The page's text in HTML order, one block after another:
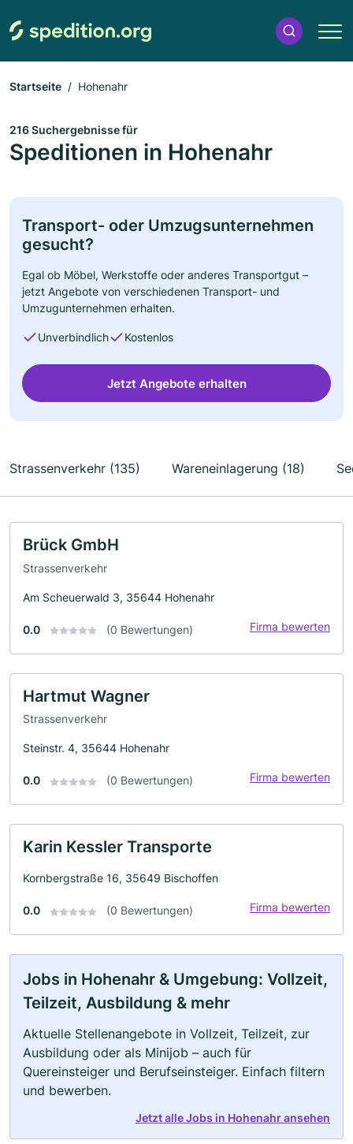
Startseite Hohenahr
216 Suchergebnisse für
Speditionen in Hohenahr
Transport- oder Umzugsunternehmen
gesucht?
Egal ob Möbel, Werkstoffe oder anderes Transportgut –
jetzt Angebote von verschiedenen Transport- und
Umzugunternehmen erhalten.
Unverbindlich Kostenlos
Jetzt Angebote erhalten
Strassenverkehr (135) Wareneinlagerung (18)
Brück GmbH
Strassenverkehr
Am Scheuerwald 3, 35644 Hohenahr
0.0 (0 Bewertungen) Firma bewerten
Hartmut Wagner
Strassenverkehr
Steinstr. 4, 35644 Hohenahr
0.0 (0 Bewertungen) Firma bewerten
Karin Kessler Transporte
Kornbergstraße 16, 35649 Bischoffen
0.0 (0 Bewertungen) Firma bewerten
Jobs in Hohenahr & Umgebung: Vollzeit,
Teilzeit, Ausbildung & mehr
Aktuelle Stellenangebote in Vollzeit, Teilzeit, zur
Ausbildung oder als Minijob – auch für
Quereinsteiger und Berufseinsteiger. Einfach filtern
und bewerben.
Jetzt alle Jobs in Hohenahr ansehen